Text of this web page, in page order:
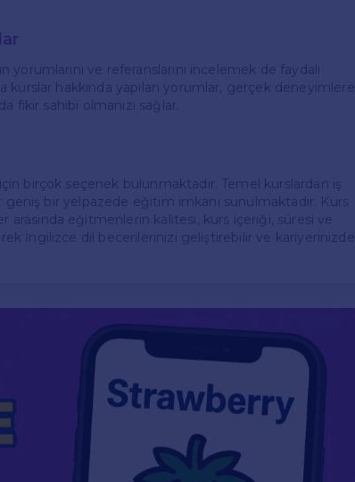
yorumlarını ve referanslarını incelemek de faydalı
hakkında yapılan yorumlar, gerçek deneyimlere
fikir sahibi olmanızı sağlar.
birçok seçenek bulunmaktadır. Temel kurslardan iş
geniş bir yelpazede eğitim imkanı sunulmaktadır. Kurs
eğitmenlerin kalitesi, kurs içeriği, süresi ve
İngilizce dil becerilerinizi geliştirebilir ve kariyerinizde